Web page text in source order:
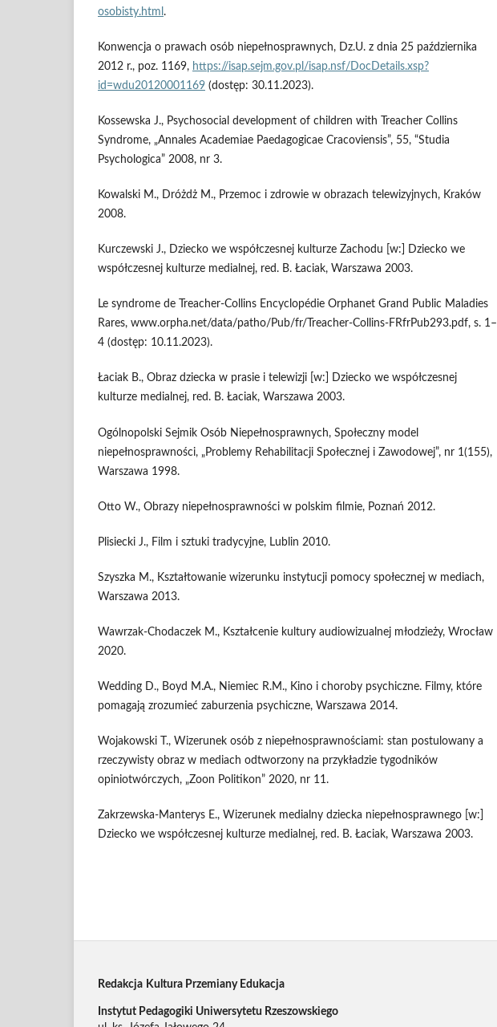
osobisty.html .
Konwencja o prawach osób niepełnosprawnych, Dz.U. z dnia 25 października
2012 r., poz. 1169, https://isap.sejm.gov.pl/isap.nsf/DocDetails.xsp?
id=wdu20120001169 (dostęp: 30.11.2023).
Kossewska J., Psychosocial development of children with Treacher Collins
Syndrome, „Annales Academiae Paedagogicae Cracoviensis”, 55, “Studia
Psychologica” 2008, nr 3.
Kowalski M., Dróżdż M., Przemoc i zdrowie w obrazach telewizyjnych, Kraków
2008.
Kurczewski J., Dziecko we współczesnej kulturze Zachodu [w:] Dziecko we
współczesnej kulturze medialnej, red. B. Łaciak, Warszawa 2003.
Le syndrome de Treacher-Collins Encyclopédie Orphanet Grand Public Maladies
Rares, www.orpha.net/data/patho/Pub/fr/Treacher-Collins-FRfrPub293.pdf, s. 1–
4 (dostęp: 10.11.2023).
Łaciak B., Obraz dziecka w prasie i telewizji [w:] Dziecko we współczesnej
kulturze medialnej, red. B. Łaciak, Warszawa 2003.
Ogólnopolski Sejmik Osób Niepełnosprawnych, Społeczny model
niepełnosprawności, „Problemy Rehabilitacji Społecznej i Zawodowej”, nr 1(155),
Warszawa 1998.
Otto W., Obrazy niepełnosprawności w polskim filmie, Poznań 2012.
Plisiecki J., Film i sztuki tradycyjne, Lublin 2010.
Szyszka M., Kształtowanie wizerunku instytucji pomocy społecznej w mediach,
Warszawa 2013.
Wawrzak-Chodaczek M., Kształcenie kultury audiowizualnej młodzieży, Wrocław
2020.
Wedding D., Boyd M.A., Niemiec R.M., Kino i choroby psychiczne. Filmy, które
pomagają zrozumieć zaburzenia psychiczne, Warszawa 2014.
Wojakowski T., Wizerunek osób z niepełnosprawnościami: stan postulowany a
rzeczywisty obraz w mediach odtworzony na przykładzie tygodników
opiniotwórczych, „Zoon Politikon” 2020, nr 11.
Zakrzewska-Manterys E., Wizerunek medialny dziecka niepełnosprawnego [w:]
Dziecko we współczesnej kulturze medialnej, red. B. Łaciak, Warszawa 2003.
Redakcja Kultura Przemiany Edukacja
Instytut Pedagogiki Uniwersytetu Rzeszowskiego